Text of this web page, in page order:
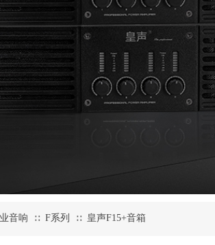
音响 ∷ F系列 ∷ 皇声F15+音箱